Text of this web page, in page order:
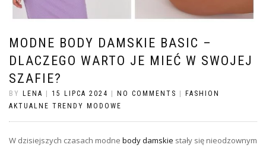
MODNE BODY DAMSKIE BASIC –
DLACZEGO WARTO JE MIEĆ W SWOJEJ
SZAFIE?
BY LENA 15 LIPCA 2024 NO COMMENTS
FASHION
AKTUALNE TRENDY MODOWE
W dzisiejszych czasach modne body damskie stały się nieodzownym